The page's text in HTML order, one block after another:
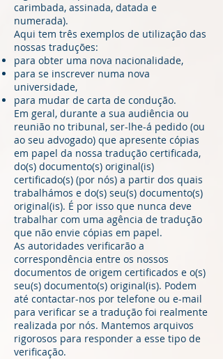
carimbada, assinada, datada e
numerada).
Aqui tem três exemplos de utilização das
nossas traduções:
para obter uma nova nacionalidade,
para se inscrever numa nova
universidade,
para mudar de carta de condução.
Em geral, durante a sua audiência ou
reunião no tribunal, ser-lhe-á pedido (ou
ao seu advogado) que apresente cópias
em papel da nossa tradução certificada,
do(s) documento(s) original(is)
certificado(s) (por nós) a partir dos quais
trabalhámos e do(s) seu(s) documento(s)
original(is). É por isso que nunca deve
trabalhar com uma agência de tradução
que não envie cópias em papel.
As autoridades verificarão a
correspondência entre os nossos
documentos de origem certificados e o(s)
seu(s) documento(s) original(is). Podem
até contactar-nos por telefone ou e-mail
para verificar se a tradução foi realmente
realizada por nós. Mantemos arquivos
rigorosos para responder a esse tipo de
verificação.